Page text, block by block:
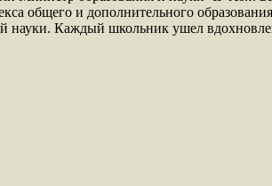
общего и дополнительного
науки. Каждый школьник ушел